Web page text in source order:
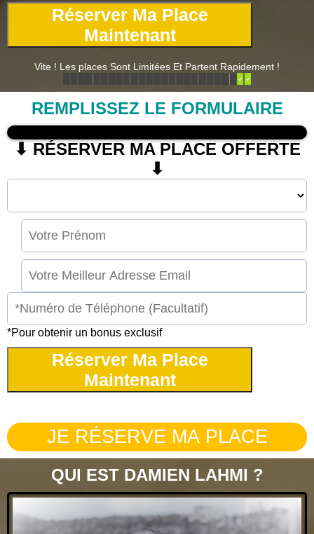
Réserver Ma Place
Maintenant
Vite ! Les places Sont Limitées Et Partent Rapidement !
REMPLISSEZ LE FORMULAIRE
⬇ RÉSERVER MA PLACE OFFERTE
⬇
*Pour obtenir un bonus exclusif
Réserver Ma Place
Maintenant
JE RÉSERVE MA PLACE
QUI EST DAMIEN LAHMI ?